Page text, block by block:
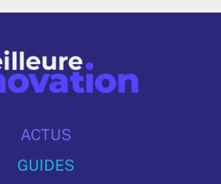
ACTUS
GUIDES